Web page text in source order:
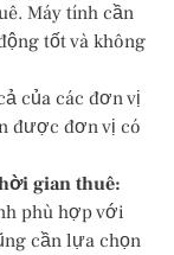
Máy tính cần
tốt và không
của các đơn vị
được đơn vị có
gian thuê:
phù hợp với
cần lựa chọn